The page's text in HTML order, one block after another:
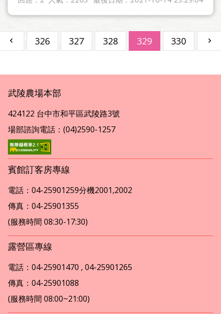
326 327 328 329 330
武陵農場本部
424122 台中市和平區武陵路3號
場部諮詢電話：(04)2590-1257
賓館訂客房專線
電話：04-25901259分機2001,2002
傳真：04-25901355
(服務時間 08:30-17:30)
露營區專線
電話：04-25901470 , 04-25901265
傳真：04-25901088
(服務時間 08:00~21:00)